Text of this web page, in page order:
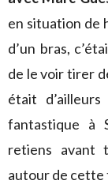
en situation de
d’un bras,
de le voir tirer
était
fantastique à
retiens avant
autour de cette